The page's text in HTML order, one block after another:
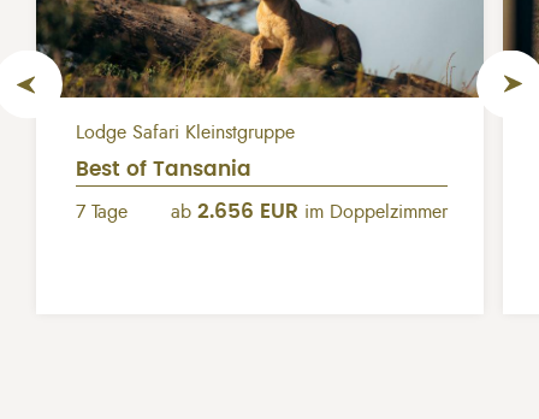
Lodge Safari Kleinstgruppe
Best of Tansania
7 Tage ab 2.656 EUR im Doppelzimmer